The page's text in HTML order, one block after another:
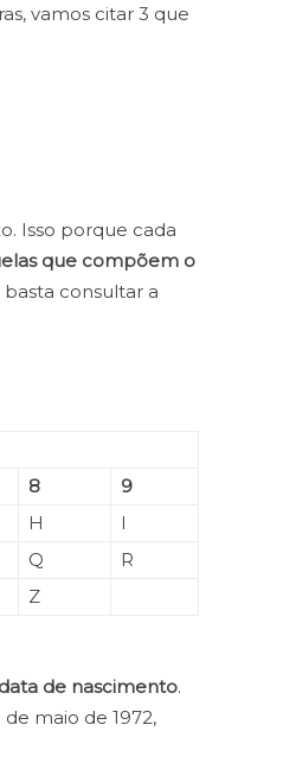
vamos citar 3 que
Isso porque cada
que compõem o
consultar a
8
9
H
I
Q
R
Z
data de nascimento.
maio de 1972,